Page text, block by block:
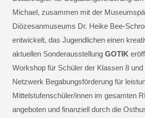
Michael, zusammen mit der
Diözesanmuseums Dr. Heike Bee-
entwickelt, das Jugendlichen einen
aktuellen Sonderausstellung GOTIK
Workshop für Schüler der Klassen 8 und
Netzwerk Begabungsförderung für
Mittelstufenschüler/innen im gesamten
angeboten und finanziell durch die